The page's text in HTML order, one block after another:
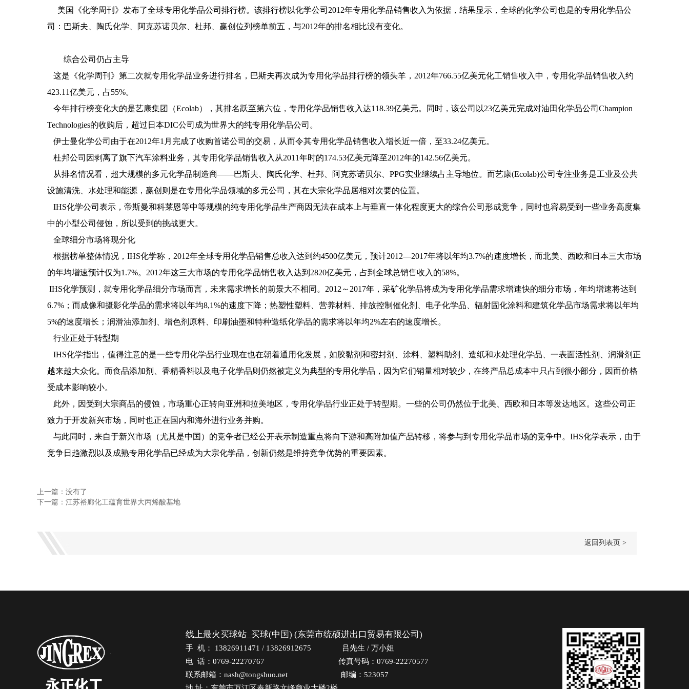
美国《化学周刊》发布了全球专用化学品公司排行榜。该排行榜以化学公司2012年专用化学品销售收入为依据，结果显示，全球的化学公司也是的专用化学品公
司：巴斯夫、陶氏化学、阿克苏诺贝尔、杜邦、赢创位列榜单前五，与2012年的排名相比没有变化。
综合公司仍占主导
这是《化学周刊》第二次就专用化学品业务进行排名，巴斯夫再次成为专用化学品排行榜的领头羊，2012年766.55亿美元化工销售收入中，专用化学品销售收入约
423.11亿美元，占55%。
今年排行榜变化大的是艺康集团（Ecolab），其排名跃至第六位，专用化学品销售收入达118.39亿美元。同时，该公司以23亿美元完成对油田化学品公司Champion
Technologies的收购后，超过日本DIC公司成为世界大的纯专用化学品公司。
伊士曼化学公司由于在2012年1月完成了收购首诺公司的交易，从而令其专用化学品销售收入增长近一倍，至33.24亿美元。
杜邦公司因剥离了旗下汽车涂料业务，其专用化学品销售收入从2011年时的174.53亿美元降至2012年的142.56亿美元。
从排名情况看，超大规模的多元化学品制造商——巴斯夫、陶氏化学、杜邦、阿克苏诺贝尔、PPG实业继续占主导地位。而艺康(Ecolab)公司专注业务是工业及公共
设施清洗、水处理和能源，赢创则是在专用化学品领域的多元公司，其在大宗化学品居相对次要的位置。
IHS化学公司表示，帝斯曼和科莱恩等中等规模的纯专用化学品生产商因无法在成本上与垂直一体化程度更大的综合公司形成竞争，同时也容易受到一些业务高度集
中的小型公司侵蚀，所以受到的挑战更大。
全球细分市场将现分化
根据榜单整体情况，IHS化学称，2012年全球专用化学品销售总收入达到约4500亿美元，预计2012—2017年将以年均3.7%的速度增长，而北美、西欧和日本三大市场
的年均增速预计仅为1.7%。2012年这三大市场的专用化学品销售收入达到2820亿美元，占到全球总销售收入的58%。
IHS化学预测，就专用化学品细分市场而言，未来需求增长的前景大不相同。2012～2017年，采矿化学品将成为专用化学品需求增速快的细分市场，年均增速将达到
6.7%；而成像和摄影化学品的需求将以年均8,1%的速度下降；热塑性塑料、营养材料、排放控制催化剂、电子化学品、辐射固化涂料和建筑化学品市场需求将以年均
5%的速度增长；润滑油添加剂、增色剂原料、印刷油墨和特种造纸化学品的需求将以年均2%左右的速度增长。
行业正处于转型期
IHS化学指出，值得注意的是一些专用化学品行业现在也在朝着通用化发展，如胶黏剂和密封剂、涂料、塑料助剂、造纸和水处理化学品、一表面活性剂、润滑剂正
越来越大众化。而食品添加剂、香精香料以及电子化学品则仍然被定义为典型的专用化学品，因为它们销量相对较少，在终产品总成本中只占到很小部分，因而价格
受成本影响较小。
此外，因受到大宗商品的侵蚀，市场重心正转向亚洲和拉美地区，专用化学品行业正处于转型期。一些的公司仍然位于北美、西欧和日本等发达地区。这些公司正
致力于开发新兴市场，同时也正在国内和海外进行业务并购。
与此同时，来自于新兴市场（尤其是中国）的竞争者已经公开表示制造重点将向下游和高附加值产品转移，将参与到专用化学品市场的竞争中。IHS化学表示，由于
竞争日趋激烈以及成熟专用化学品已经成为大宗化学品，创新仍然是维持竞争优势的重要因素。
上一篇：没有了
下一篇：江苏裕廊化工蕴育世界大丙烯酸基地
返回列表页 >
线上最火买球站_买球(中国) (东莞市统硕进出口贸易有限公司)
手 机： 13826911471 / 13826912675 吕先生 / 万小姐
电 话：0769-22270767 传真号码：0769-22270577
联系邮箱：nash@tongshuo.net 邮编：523057